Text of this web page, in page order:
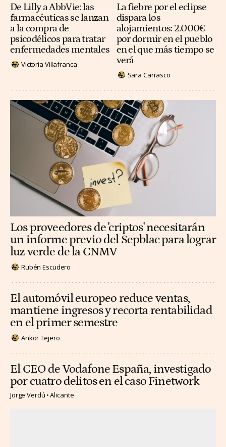
De Lilly a AbbVie: las
farmacéuticas se lanzan
a la compra de
psicodélicos para tratar
enfermedades mentales
Victoria Villafranca
La fiebre por el eclipse
dispara los
alojamientos: 2.000€
por dormir en el pueblo
en el que más tiempo se
verá
Sara Carrasco
Los proveedores de 'criptos' necesitarán
un informe previo del Sepblac para lograr
luz verde de la CNMV
Rubén Escudero
El automóvil europeo reduce ventas,
mantiene ingresos y recorta rentabilidad
en el primer semestre
Ankor Tejero
El CEO de Vodafone España, investigado
por cuatro delitos en el caso Finetwork
Jorge Verdú Alicante